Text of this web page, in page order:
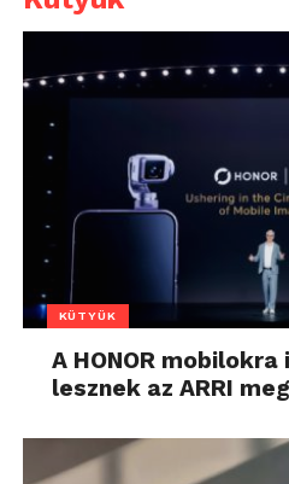
KÜTYÜK
A HONOR
lesznek az ARRI